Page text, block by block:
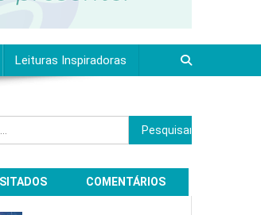
Leituras Inspiradoras
Pesquisar
por:
COMENTÁRIOS